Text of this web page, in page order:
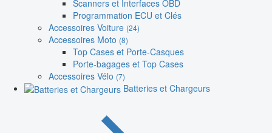
Scanners et Interfaces OBD
Programmation ECU et Clés
Accessoires Voiture (24)
Accessoires Moto (8)
Top Cases et Porte-Casques
Porte-bagages et Top Cases
Accessoires Vélo (7)
Batteries et Chargeurs